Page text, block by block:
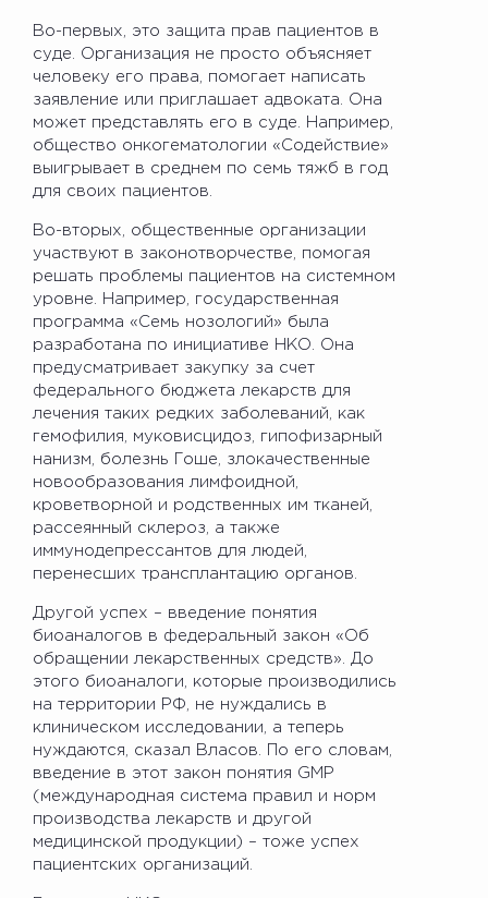
Во-первых, это защита прав пациентов в
суде. Организация не просто объясняет
человеку его права, помогает написать
заявление или приглашает адвоката. Она
может представлять его в суде. Например,
общество онкогематологии «Содействие»
выигрывает в среднем по семь тяжб в год
для своих пациентов.
Во-вторых, общественные организации
участвуют в законотворчестве, помогая
решать проблемы пациентов на системном
уровне. Например, государственная
программа «Семь нозологий» была
разработана по инициативе НКО. Она
предусматривает закупку за счет
федерального бюджета лекарств для
лечения таких редких заболеваний, как
гемофилия, муковисцидоз, гипофизарный
нанизм, болезнь Гоше, злокачественные
новообразования лимфоидной,
кроветворной и родственных им тканей,
рассеянный склероз, а также
иммунодепрессантов для людей,
перенесших трансплантацию органов.
Другой успех – введение понятия
биоаналогов в федеральный закон «Об
обращении лекарственных средств». До
этого биоаналоги, которые производились
на территории РФ, не нуждались в
клиническом исследовании, а теперь
нуждаются, сказал Власов. По его словам,
введение в этот закон понятия GMP
(международная система правил и норм
производства лекарств и другой
медицинской продукции) – тоже успех
пациентских организаций.